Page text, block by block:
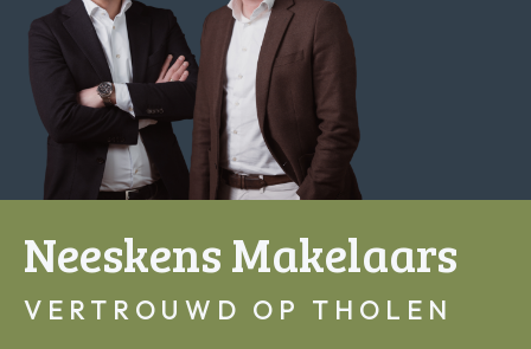
Neeskens Makelaars
VERTROUWD OP THOLEN